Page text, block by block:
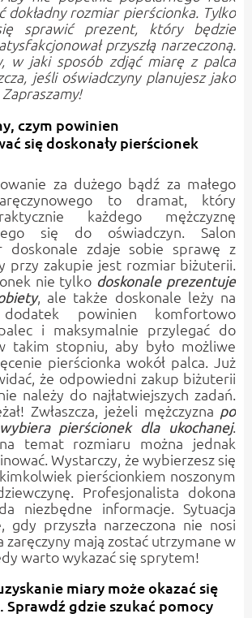
dokładny rozmiar pierścionka. Tylko
sprawić prezent, który będzie
przyszłą narzeczoną.
w jaki sposób zdjąć miarę z palca
jeśli oświadczyny planujesz jako
czym powinien
się doskonały pierścionek
za dużego bądź za małego
to dramat, który
każdego mężczyznę
się do oświadczyn. Salon
doskonale zdaje sobie sprawę z
przy zakupie jest rozmiar biżuterii.
nie tylko doskonale prezentuje
, ale także doskonale leży na
powinien komfortowo
i maksymalnie przylegać do
takim stopniu, aby było możliwe
pierścionka wokół palca. Już
że odpowiedni zakup biżuterii
należy do najłatwiejszych zadań.
Zwłaszcza, jeżeli mężczyzna po
pierścionek dla ukochanej.
temat rozmiaru można jednak
Wystarczy, że wybierzesz się
pierścionkiem noszonym
Profesjonalista dokona
niezbędne informacje. Sytuacja
gdy przyszła narzeczona nie nosi
zaręczyny mają zostać utrzymane w
warto wykazać się sprytem!
miary może okazać się
Sprawdź gdzie szukać pomocy